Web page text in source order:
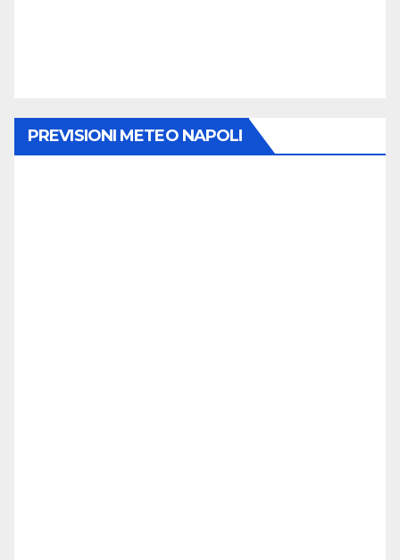
PREVISIONI METEO NAPOLI